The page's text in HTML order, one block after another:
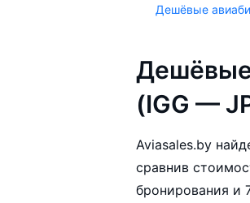
Дешёвые
Дешёвые
(IGG —
Aviasales.by
сравнив
бронирования и